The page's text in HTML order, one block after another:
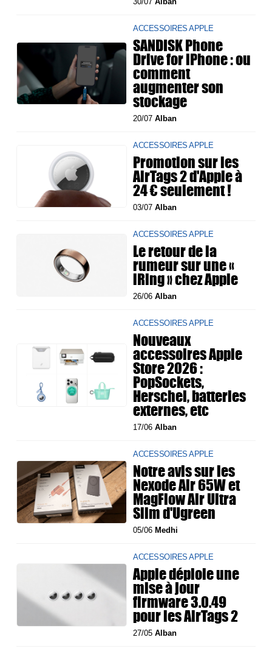
ACCESSOIRES APPLE
SANDISK Phone
Drive for iPhone : ou
comment
augmenter son
stockage
20/07Alban
ACCESSOIRES APPLE
Promotion sur les
AirTags 2 d'Apple à
24 € seulement !
03/07Alban
ACCESSOIRES APPLE
Le retour de la
rumeur sur une «
iRing » chez Apple
26/06Alban
ACCESSOIRES APPLE
Nouveaux
accessoires Apple
Store 2026 :
PopSockets,
Herschel, batteries
externes, etc
17/06Alban
ACCESSOIRES APPLE
Notre avis sur les
Nexode Air 65W et
MagFlow Air Ultra
Slim d'Ugreen
05/06 Medhi
ACCESSOIRES APPLE
Apple déploie une
mise à jour
firmware 3.0.49
pour les AirTags 2
27/05Alban